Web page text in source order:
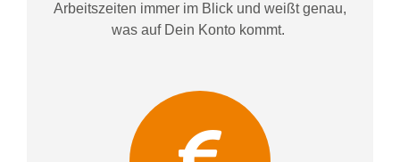
Arbeitszeiten immer im Blick und weißtgenau,
was auf Dein Konto kommt.